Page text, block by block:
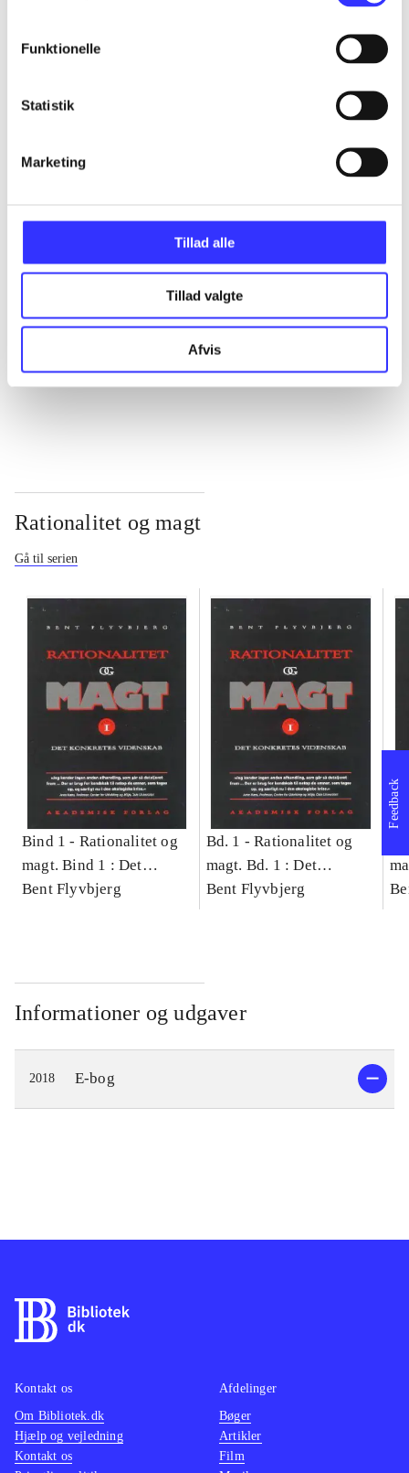
Funktionelle
Statistik
Marketing
Tillad alle
Tillad valgte
Afvis
...
...
Rationalitet og magt
Gå til serien
Bind 1 - Rationalitet og
magt. Bind 1 : Det
konkretes videnskab
Bent Flyvbjerg
Bd. 1 -Rationalitet og
magt. Bd. 1 : Det
konkretes videnskab
Bent Flyvbjerg
Informationer og udgaver
2018 E-bog
Feedback
Kontakt os
Om Bibliotek.dk
Hjælp og vejledning
Kontakt os
Afdelinger
Bøger
Artikler
Film